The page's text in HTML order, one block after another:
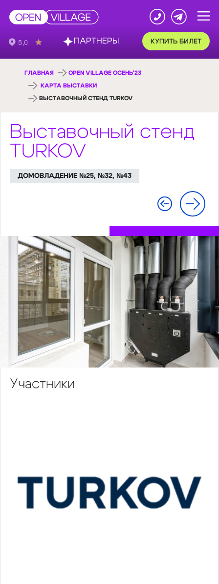
КУПИТЬ БИЛЕТ
ГЛАВНАЯ OPEN VILLAGE ОСЕНЬ'23
КАРТА ВЫСТАВКИ
ВЫСТАВОЧНЫЙ СТЕНД TURKOV
Выставочный стенд
TURKOV
ДОМОВЛАДЕНИЕ №25, №32, №43
Участники